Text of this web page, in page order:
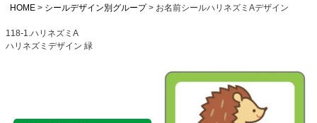
て
よくある質問
HOME シールデザイン別グループ お名前シールハリネズミAデザイン
118-1.ハリネズミA
ハリネズミデザイン 緑